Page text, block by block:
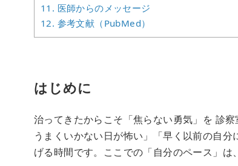
11. 医師からのメッセージ
12. 参考文献（PubMed）
はじめに
治ってきたからこそ「焦らない勇気」を 診
うまくいかない日が怖い」「早く以前の自
げる時間です。ここでの「自分のペース」